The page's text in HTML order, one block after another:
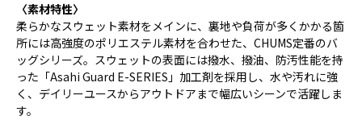
〈素材特性〉
柔らかなスウェット素材をメインに、裏地や負荷が多くかかる箇
所には高強度のポリエステル素材を合わせた、CHUMS定番のバ
ッグシリーズ。スウェットの表面には撥水、撥油、防汚性能を持
った「Asahi Guard E-SERIES」加工剤を採用し、水や汚れに強
く、デイリーユースからアウトドアまで幅広いシーンで活躍しま
す。